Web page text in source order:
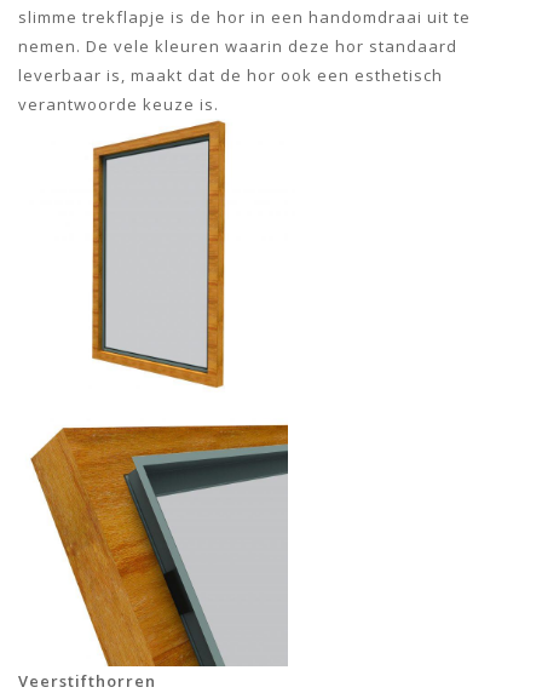
slimme trekflapje is de hor in een handomdraai uit te
nemen. De vele kleuren waarin deze hor standaard
leverbaar is, maakt dat de hor ook een esthetisch
verantwoorde keuze is.
Veerstifthorren